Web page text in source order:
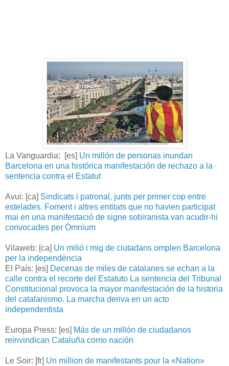
La Vanguardia: [es] Un millón de personas inundan
Barcelona en una histórica manifestación de rechazo a la
sentencia contra el Estatut
Avui: [ca] Sindicats i patronal, junts per primer cop entre
estelades. Foment i altres entitats que no havien participat
mai en una manifestació de signe sobiranista van acudir-hi
convocades per Òmnium
Vilaweb: [ca] Un milió i mig de ciutadans omplen Barcelona
per la independència
El País: [es] Decenas de miles de catalanes se echan a la
calle contra el recorte del Estatuto La sentencia del Tribunal
Constitucional provoca la mayor manifestación de la historia
del catalanismo. La marcha deriva en un acto
independentista
Europa Press: [es] Más de un millón de ciudadanos
reinvindican Cataluña como nación
Le Soir: [fr] Un million de manifestants pour la «Nation»